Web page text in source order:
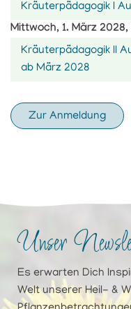
Kräuterpädagogik I
Mittwoch, 1. März
Kräuterpädagogik II
ab März 2028
Zur Anmeldung
Unser
Es erwarten Dich
Welt unserer Heil- &